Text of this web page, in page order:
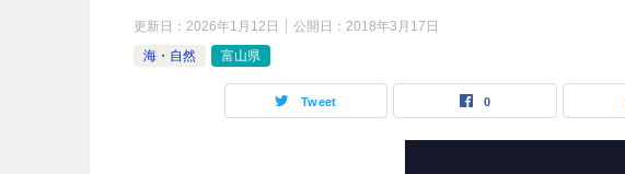
更新日： 2026年1月12日 公開日： 2018年3月17日
海・自然
富山県
Tweet 0